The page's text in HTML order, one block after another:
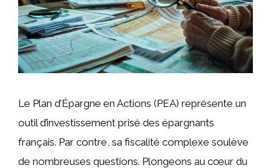
Le Plan d’Épargne en Actions (PEA) représente un
outil d’investissement prisé des épargnants
français. Par contre, sa fiscalité complexe soulève
de nombreuses questions. Plongeons au cœur du